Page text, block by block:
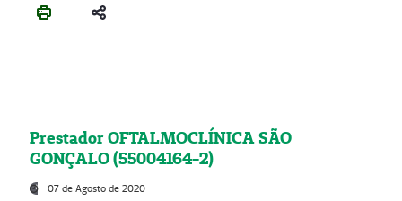
Prestador OFTALMOCLÍNICA SÃO
GONÇALO (55004164-2)
07 de Agosto de 2020